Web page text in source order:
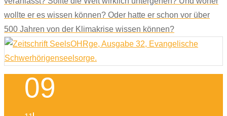
wollte er es wissen können? Oder hatte er schon vor über
500 Jahren von der Klimakrise wissen können?
09